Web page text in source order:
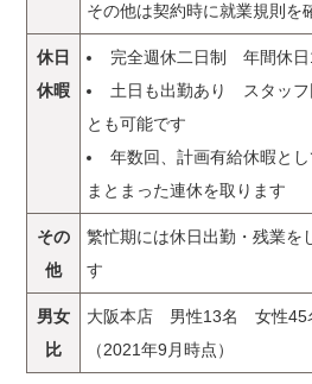
その他は契約時に就業規則を
休日
休暇
完全週休二日制 年間休
土日も出勤あり スタッフ
とも可能です
年数回、計画有給休暇とし
まとまった連休を取ります
その
他
繁忙期には休日出勤・残業を
す
男女
比
大阪本店 男性13名 女性45
（2021年9月時点）